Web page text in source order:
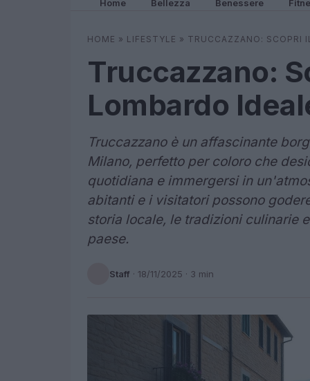
Home Bellezza Benessere
HOME » LIFESTYLE » TRUCCAZZANO: SCOPRI
Truccazzano:
Lombardo
Truccazzano è un affascinante
Milano, perfetto per coloro che
quotidiana e immergersi in
abitanti e i visitatori possono
storia locale, le tradizioni culinarie
paese.
Staff · 18/11/2025 · 3 min